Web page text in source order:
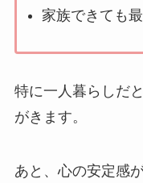
家族できても
特に一人暮らしだ
がきます。
あと、心の安定感